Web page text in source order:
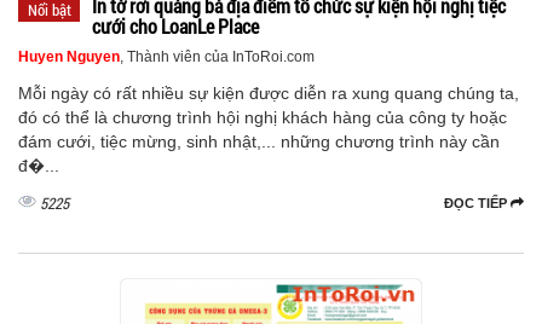
Nổi bật
cưới cho LoanLe Place
Huyen Nguyen , Thành viên của InToRoi.com
Mỗi ngày có rất nhiều sự kiện được diễn ra xung quang chúng ta,
đó có thể là chương trình hội nghị khách hàng của công ty hoặc
đám cưới, tiệc mừng, sinh nhật,... những chương trình này cần
đ�...
ĐỌC TIẾP
5225